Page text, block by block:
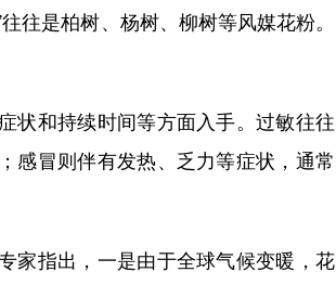
往是柏树、杨树、柳树等风媒花粉。
和持续时间等方面入手。过敏往往
感冒则伴有发热、乏力等症状，通常
指出，一是由于全球气候变暖，花